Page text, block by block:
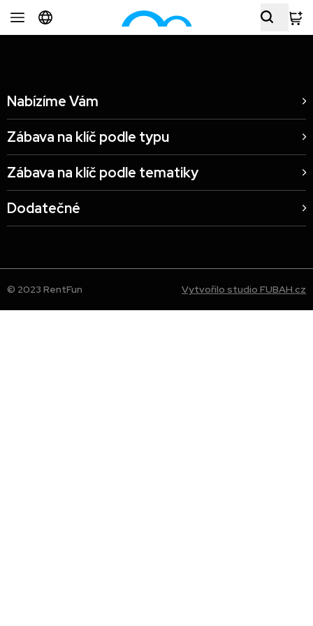
Nabízíme Vám
Zábava na klíč podle typu
Zábava na klíč podle tematiky
Dodatečné
© 2023 RentFun Vytvořilo studio FUBAH.cz